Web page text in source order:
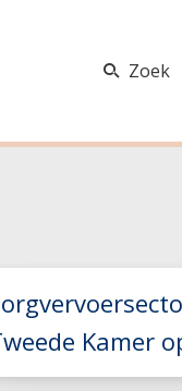
Zoek
Kamer
bij hoge